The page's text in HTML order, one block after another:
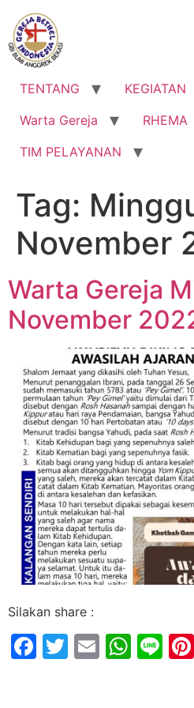
Lewati
konten
TENTANG KEGIATAN
Warta Gereja
RHEMA
TIM PELAYANAN
Tag:
November
Warta Gereja
November
Silakan share :
Facebook
Twitter
Email